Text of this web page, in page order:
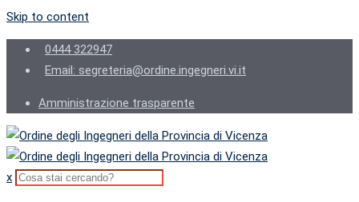
Skip to content
0444 322947
Email: segreteria@ordine.ingegneri.vi.it
Amministrazione trasparente
x